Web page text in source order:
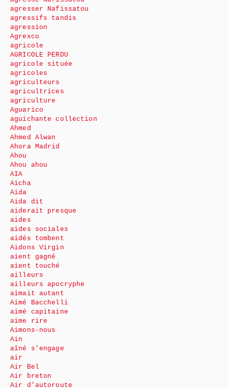
agresser Nafissatou
agressifs tandis
agression
Agrexco
agricole
AGRICOLE PERDU
agricole située
agricoles
agriculteurs
agricultrices
agriculture
Aguarico
aguichante collection
Ahmed
Ahmed Alwan
Ahora Madrid
Ahou
Ahou ahou
AIA
Aïcha
Aida
Aida dit
aiderait presque
aides
aides sociales
aidés tombent
Aidons Virgin
aient gagné
aient touché
ailleurs
ailleurs apocryphe
aimait autant
Aimé Bacchelli
aimé capitaine
aime rire
Aimons-nous
Ain
aîné s’engage
air
Air Bel
Air breton
Air d’autoroute